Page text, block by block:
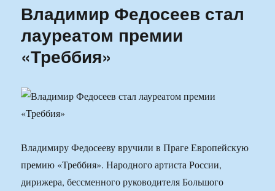
Владимир Федосеев стал
лауреатом премии
«Треббия»
Владимиру Федосееву вручили в Праге Европейскую
премию «Треббия». Народного артиста России,
дирижера, бессменного руководителя Большого